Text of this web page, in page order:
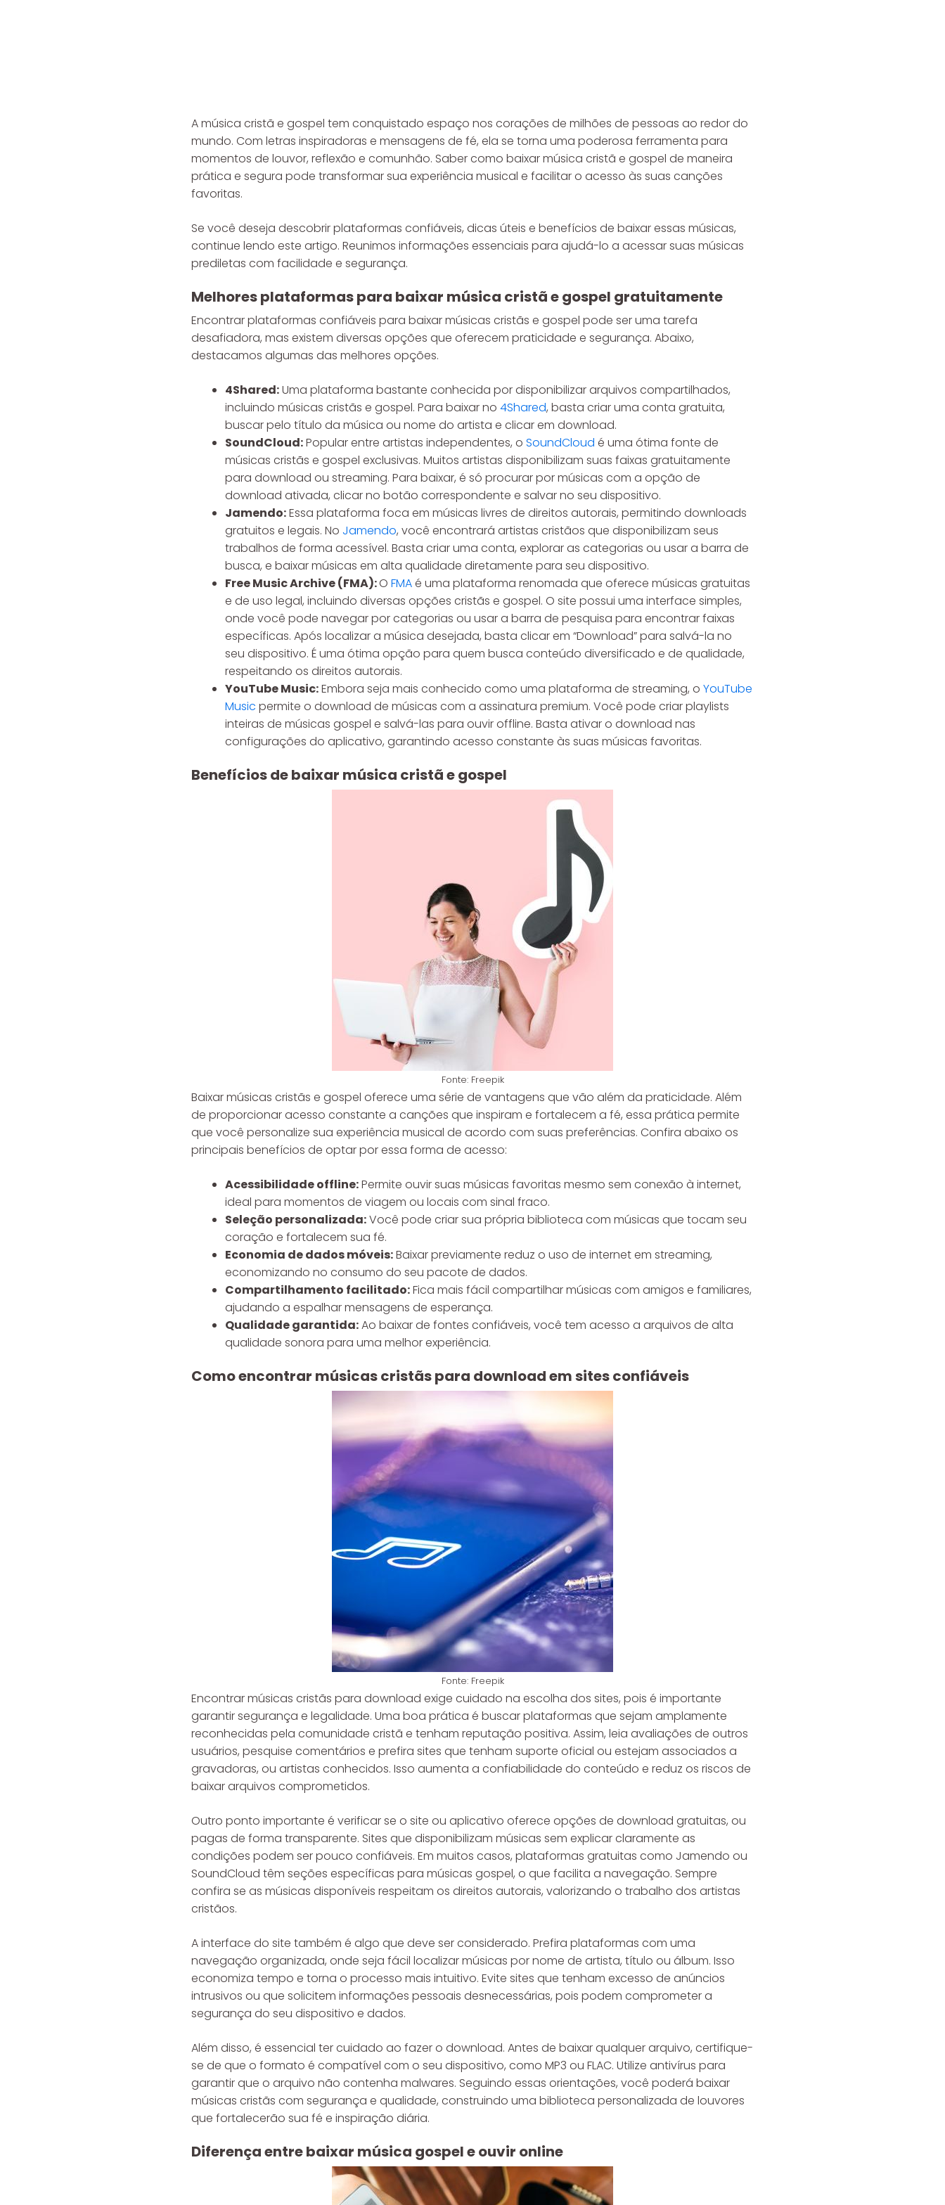
A música cristã e gospel tem conquistado espaço nos corações de milhões de pessoas ao redor do
mundo. Com letras inspiradoras e mensagens de fé, ela se torna uma poderosa ferramenta para
momentos de louvor, reflexão e comunhão. Saber como baixar música cristã e gospel de maneira
prática e segura pode transformar sua experiência musical e facilitar o acesso às suas canções
favoritas.
Se você deseja descobrir plataformas confiáveis, dicas úteis e benefícios de baixar essas músicas,
continue lendo este artigo. Reunimos informações essenciais para ajudá-lo a acessar suas músicas
prediletas com facilidade e segurança.
Melhores plataformas para baixar música cristã e gospel gratuitamente
Encontrar plataformas confiáveis para baixar músicas cristãs e gospel pode ser uma tarefa
desafiadora, mas existem diversas opções que oferecem praticidade e segurança. Abaixo,
destacamos algumas das melhores opções.
4Shared:Uma plataforma bastante conhecida por disponibilizar arquivos compartilhados,
incluindo músicas cristãs e gospel. Para baixar no 4Shared, basta criar uma conta gratuita,
buscar pelo título da música ou nome do artista e clicar em download.
SoundCloud:Popular entre artistas independentes, o SoundCloud é uma ótima fonte de
músicas cristãs e gospel exclusivas. Muitos artistas disponibilizam suas faixas gratuitamente
para download ou streaming. Para baixar, é só procurar por músicas com a opção de
download ativada, clicar no botão correspondente e salvar no seu dispositivo.
Jamendo:Essa plataforma foca em músicas livres de direitos autorais, permitindo downloads
gratuitos e legais. No Jamendo, você encontrará artistas cristãos que disponibilizam seus
trabalhos de forma acessível. Basta criar uma conta, explorar as categorias ou usar a barra de
busca, e baixar músicas em alta qualidade diretamente para seu dispositivo.
Free Music Archive (FMA):O FMAé uma plataforma renomada que oferece músicas gratuitas
e de uso legal, incluindo diversas opções cristãs e gospel. O site possui uma interface simples,
onde você pode navegar por categorias ou usar a barra de pesquisa para encontrar faixas
específicas. Após localizar a música desejada, basta clicar em “Download” para salvá-la no
seu dispositivo. É uma ótima opção para quem busca conteúdo diversificado e de qualidade,
respeitando os direitos autorais.
YouTube Music:Embora seja mais conhecido como uma plataforma de streaming, o YouTube
Music permite o download de músicas com a assinatura premium. Você pode criar playlists
inteiras de músicas gospel e salvá-las para ouvir offline. Basta ativar o download nas
configurações do aplicativo, garantindo acesso constante às suas músicas favoritas.
Benefícios de baixar música cristã e gospel
Fonte: Freepik
Baixar músicas cristãs e gospel oferece uma série de vantagens que vão além da praticidade. Além
de proporcionar acesso constante a canções que inspiram e fortalecem a fé, essa prática permite
que você personalize sua experiência musical de acordo com suas preferências. Confira abaixo os
principais benefícios de optar por essa forma de acesso:
Acessibilidade offline:Permite ouvir suas músicas favoritas mesmo sem conexão à internet,
ideal para momentos de viagem ou locais com sinal fraco.
Seleção personalizada:Você pode criar sua própria biblioteca com músicas que tocam seu
coração e fortalecem sua fé.
Economia de dados móveis:Baixar previamente reduz o uso de internet em streaming,
economizando no consumo do seu pacote de dados.
Compartilhamento facilitado:Fica mais fácil compartilhar músicas com amigos e familiares,
ajudando a espalhar mensagens de esperança.
Qualidade garantida:Ao baixar de fontes confiáveis, você tem acesso a arquivos de alta
qualidade sonora para uma melhor experiência.
Como encontrar músicas cristãs para download em sites confiáveis
Fonte: Freepik
Encontrar músicas cristãs para download exige cuidado na escolha dos sites, pois é importante
garantir segurança e legalidade. Uma boa prática é buscar plataformas que sejam amplamente
reconhecidas pela comunidade cristã e tenham reputação positiva. Assim, leia avaliações de outros
usuários, pesquise comentários e prefira sites que tenham suporte oficial ou estejam associados a
gravadoras, ou artistas conhecidos. Isso aumenta a confiabilidade do conteúdo e reduz os riscos de
baixar arquivos comprometidos.
Outro ponto importante é verificar se o site ou aplicativo oferece opções de download gratuitas, ou
pagas de forma transparente. Sites que disponibilizam músicas sem explicar claramente as
condições podem ser pouco confiáveis. Em muitos casos, plataformas gratuitas como Jamendo ou
SoundCloud têm seções específicas para músicas gospel, o que facilita a navegação. Sempre
confira se as músicas disponíveis respeitam os direitos autorais, valorizando o trabalho dos artistas
cristãos.
A interface do site também é algo que deve ser considerado. Prefira plataformas com uma
navegação organizada, onde seja fácil localizar músicas por nome de artista, título ou álbum. Isso
economiza tempo e torna o processo mais intuitivo. Evite sites que tenham excesso de anúncios
intrusivos ou que solicitem informações pessoais desnecessárias, pois podem comprometer a
segurança do seu dispositivo e dados.
Além disso, é essencial ter cuidado ao fazer o download. Antes de baixar qualquer arquivo, certifique-
se de que o formato é compatível com o seu dispositivo, como MP3 ou FLAC. Utilize antivírus para
garantir que o arquivo não contenha malwares. Seguindo essas orientações, você poderá baixar
músicas cristãs com segurança e qualidade, construindo uma biblioteca personalizada de louvores
que fortalecerão sua fé e inspiração diária.
Diferença entre baixar música gospel e ouvir online